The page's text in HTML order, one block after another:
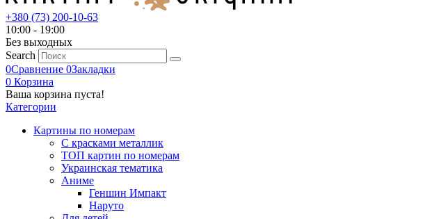
+380 (73) 200-10-63
10:00 - 19:00
Без выходных
Search
0Сравнение 0Закладки
0 Корзина
Ваша корзина пуста!
Категории
Картины по номерам
С красками металлик
ТОП картин по номерам
Украинская тематика
Аниме
Геншин Импакт
Наруто